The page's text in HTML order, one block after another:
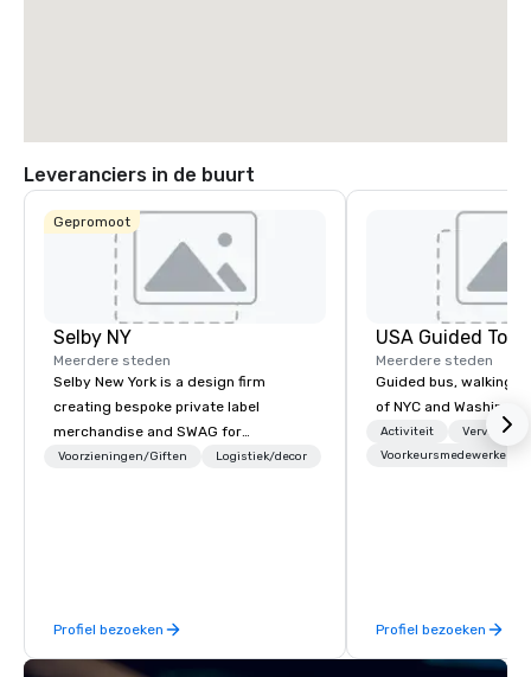
Leveranciers in de buurt
Gepromoot
Selby NY
Meerdere steden
Selby New York is a design firm
creating bespoke private label
merchandise and SWAG for
companies, brands and individuals!
Voorzieningen/Giften Logistiek/decor
Profiel bezoeken
USA Guided
Meerdere steden
Guided bus, walking,
of NYC and
Activiteit
Vervoer
Voorkeursmedewerkers
Profiel bezoeken